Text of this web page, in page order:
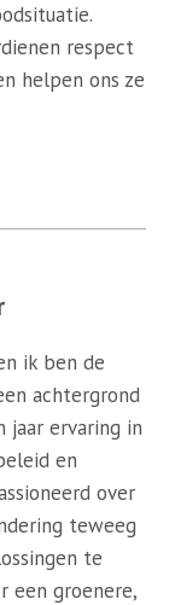
respect
helpen ons ze
ik ben de
achtergrond
jaar ervaring in
en
over
teweeg
te
een groenere,